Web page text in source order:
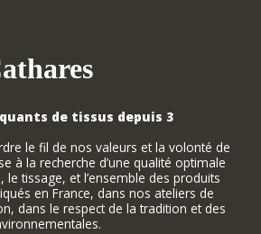
de tissus depuis 3
le fil de nos valeurs et la volonté de
à la recherche d’une qualité optimale
le tissage, et l’ensemble des produits
en France, dans nos ateliers de
dans le respect de la tradition et des